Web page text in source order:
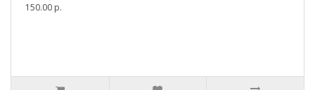
150.00 р.